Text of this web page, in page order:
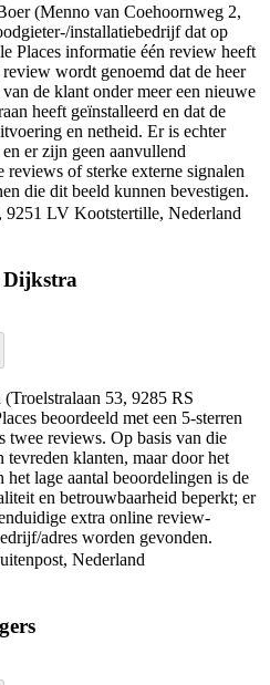
(Menno van Coehoornweg 2,
installatiebedrijf dat op
Places informatie één review heeft
wordt genoemd dat de heer
de klant onder meer een nieuwe
heeft geïnstalleerd en dat de
en netheid. Er is echter
er zijn geen aanvullend
of sterke externe signalen
die dit beeld kunnen bevestigen.
9251 LV Kootstertille, Nederland
53, 9285 RS
beoordeeld met een 5-sterren
twee reviews. Op basis van die
tevreden klanten, maar door het
lage aantal beoordelingen is de
en betrouwbaarheid beperkt; er
extra online review-
adres worden gevonden.
Nederland